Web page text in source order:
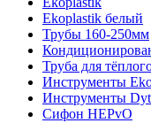
Ekoplastik белый
Трубы 160-250мм
Труба для
Инструменты
Инструменты
Сифон HEPvO